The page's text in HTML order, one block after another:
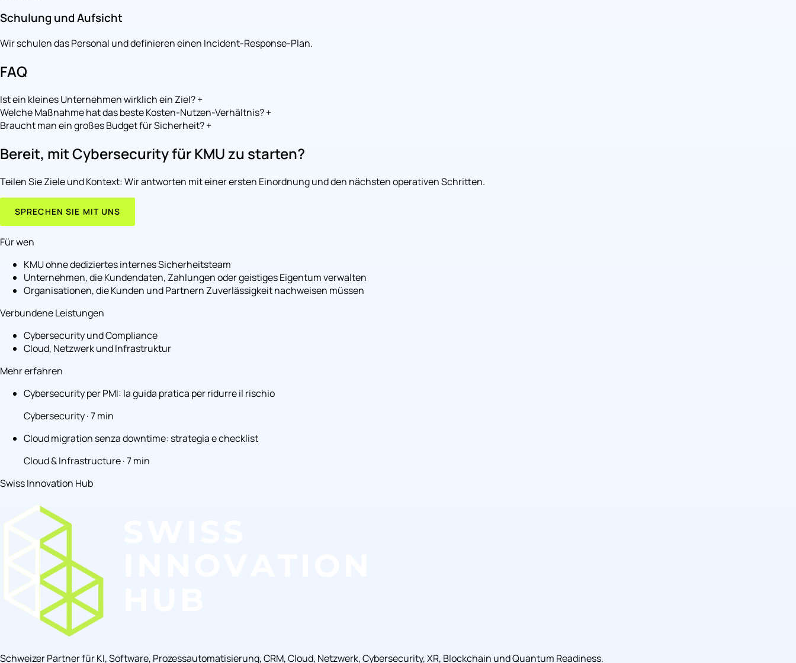
Schulung und Aufsicht
Wir schulen das Personal und definieren einen Incident-Response-Plan.
FAQ
Ist ein kleines Unternehmen wirklich ein Ziel?+
Welche Maßnahme hat das beste Kosten-Nutzen-Verhältnis?+
Braucht man ein großes Budget für Sicherheit?+
Bereit, mit Cybersecurity für KMU zu starten?
Teilen Sie Ziele und Kontext: Wir antworten mit einer ersten Einordnung und den nächsten operativen Schritten.
SPRECHEN SIE MIT UNS
Für wen
KMU ohne dediziertes internes Sicherheitsteam
Unternehmen, die Kundendaten, Zahlungen oder geistiges Eigentum verwalten
Organisationen, die Kunden und Partnern Zuverlässigkeit nachweisen müssen
Verbundene Leistungen
Cybersecurity und Compliance
Cloud, Netzwerk und Infrastruktur
Mehr erfahren
Cybersecurity per PMI: la guida pratica per ridurre il rischio
Cybersecurity · 7 min
Cloud migration senza downtime: strategia e checklist
Cloud & Infrastructure · 7 min
Swiss Innovation Hub
Schweizer Partner für KI, Software, Prozessautomatisierung, CRM, Cloud, Netzwerk, Cybersecurity, XR, Blockchain und Quantum Readiness.